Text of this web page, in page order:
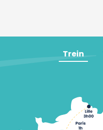
Trein